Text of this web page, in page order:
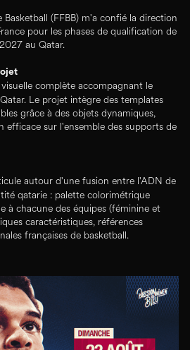
Basketball (FFBB) m'a confié la direction
pour les phases de qualification de
au Qatar.
complète accompagnant le
Le projet intègre des templates
grâce à des objets dynamiques,
efficace sur l'ensemble des supports de
autour d'une fusion entre l'ADN de
qatarie : palette colorimétrique
à chacune des équipes (féminine et
caractéristiques, références
françaises de basketball.